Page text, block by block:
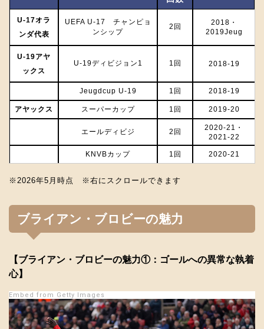
U-17オラ
ンダ代表
UEFA U-17 チャンピョ
ンシップ
2回
2018・
2019Jeug
U-19アヤ
ックス
U-19ディビジョン1 1回 2018-19
Jeugdcup U-19 1回 2018-19
アヤックス スーパーカップ 1回 2019-20
エールディビジ 2回
2020-21・
2021-22
KNVBカップ 1回 2020‐21
※2026年5月時点 ※右にスクロールできます
ブライアン・ブロビーの魅力
【ブライアン・ブロビーの魅力①：ゴールへの異常な執着
心】
Embed from Getty Images